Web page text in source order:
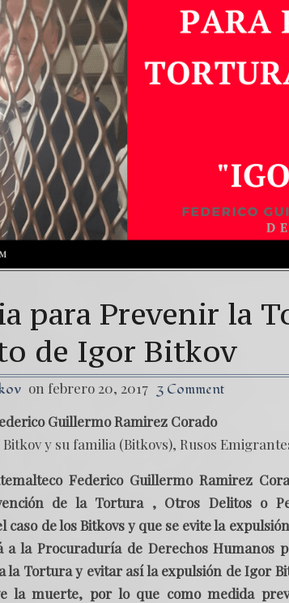
para Prevenir la
de Igor Bitkov
on febrero 20, 2017 3 Comment
Guillermo Ramirez Corado
y su familia (Bitkovs), Rusos
Federico Guillermo Ramirez
de la Tortura , Otros Delitos o
caso de los Bitkovs y que se evite la
a la Procuraduría de Derechos Humanos
la Tortura y evitar así la expulsión de Igor
la muerte, por lo que como medida